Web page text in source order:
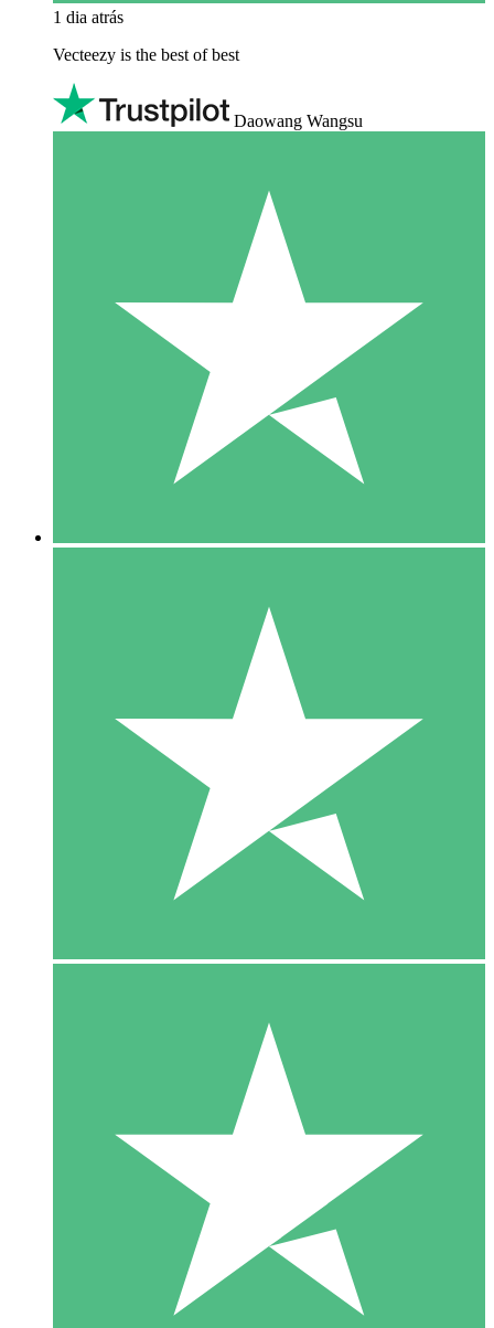
1 dia atrás
Vecteezy is the best of best
Daowang Wangsu